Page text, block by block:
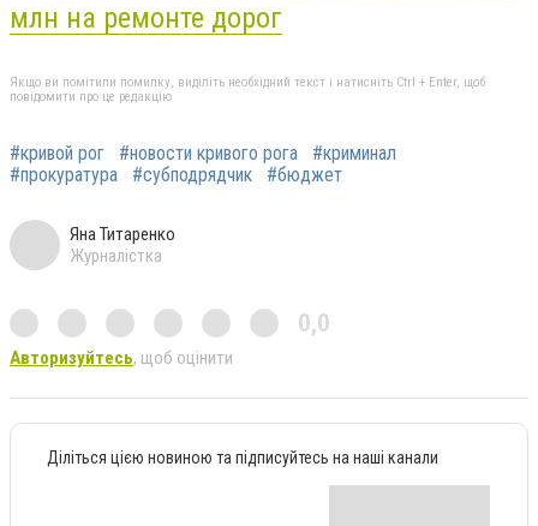
млн на ремонте дорог
Якщо ви помітили помилку, виділіть необхідний текст і натисніть Ctrl + Enter, щоб
повідомити про це редакцію
#кривой рог #новости кривого рога
#криминал
#прокуратура
#субподрядчик #бюджет
Яна Титаренко
Журналістка
0,0
Авторизуйтесь, щоб оцінити
Діліться цією новиною та підписуйтесь на наші канали